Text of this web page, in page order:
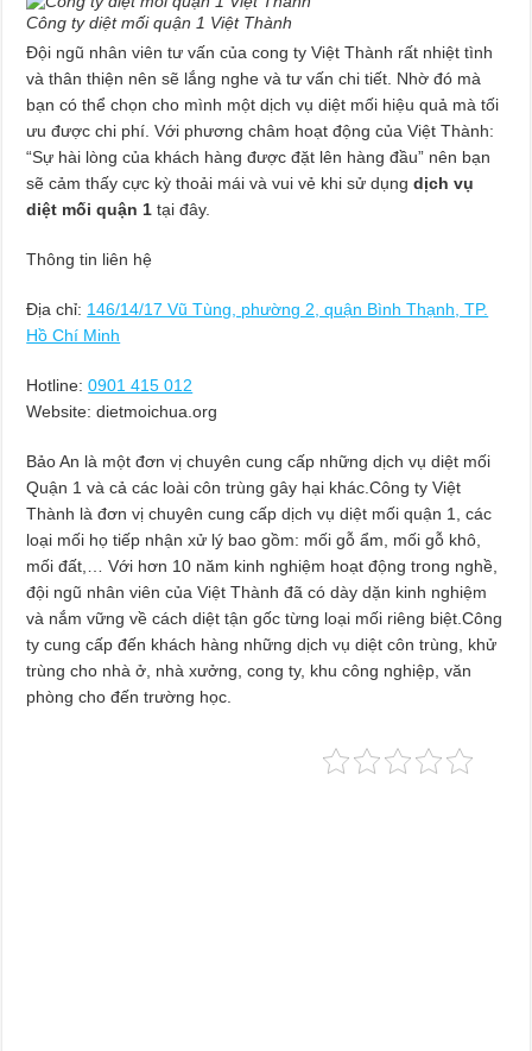
Công ty diệt mối quận 1 Việt Thành
Đội ngũ nhân viên tư vấn của cong ty Việt Thành rất nhiệt tình
và thân thiện nên sẽ lắng nghe và tư vấn chi tiết. Nhờ đó mà
bạn có thể chọn cho mình một dịch vụ diệt mối hiệu quả mà tối
ưu được chi phí. Với phương châm hoạt động của Việt Thành:
“Sự hài lòng của khách hàng được đặt lên hàng đầu” nên bạn
sẽ cảm thấy cực kỳ thoải mái và vui vẻ khi sử dụngdịch vụ
diệt mối quận 1 tại đây.
Thông tin liên hệ
Địa chỉ: 146/14/17 Vũ Tùng, phường 2, quận Bình Thạnh, TP.
Hồ Chí Minh
Hotline: 0901 415 012
Website: dietmoichua.org
Bảo An là một đơn vị chuyên cung cấp những dịch vụ diệt mối
Quận 1 và cả các loài côn trùng gây hại khác.Công ty Việt
Thành là đơn vị chuyên cung cấp dịch vụ diệt mối quận 1, các
loại mối họ tiếp nhận xử lý bao gồm: mối gỗ ẩm, mối gỗ khô,
mối đất,… Với hơn 10 năm kinh nghiệm hoạt động trong nghề,
đội ngũ nhân viên của Việt Thành đã có dày dặn kinh nghiệm
và nắm vững về cách diệt tận gốc từng loại mối riêng biệt.Công
ty cung cấp đến khách hàng những dịch vụ diệt côn trùng, khử
trùng cho nhà ở, nhà xưởng, cong ty, khu công nghiệp, văn
phòng cho đến trường học.